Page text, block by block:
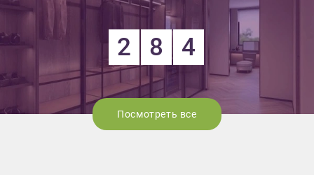
2 8 4
Посмотреть все